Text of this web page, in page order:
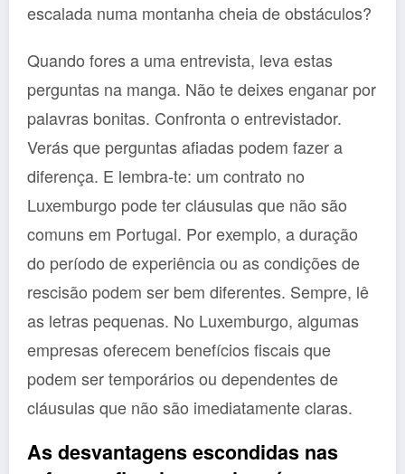
escalada numa montanha cheia de obstáculos?
Quando fores a uma entrevista, leva estas
perguntas na manga. Não te deixes enganar por
palavras bonitas. Confronta o entrevistador.
Verás que perguntas afiadas podem fazer a
diferença. E lembra-te: um contrato no
Luxemburgo pode ter cláusulas que não são
comuns em Portugal. Por exemplo, a duração
do período de experiência ou as condições de
rescisão podem ser bem diferentes. Sempre, lê
as letras pequenas. No Luxemburgo, algumas
empresas oferecem benefícios fiscais que
podem ser temporários ou dependentes de
cláusulas que não são imediatamente claras.
As desvantagens escondidas nas